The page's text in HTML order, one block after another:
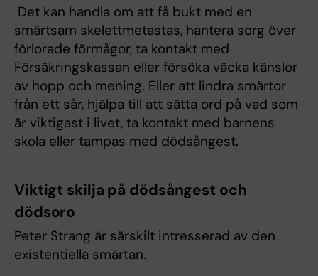
Det kan handla om att få bukt med en
smärtsam skelettmetastas, hantera sorg över
förlorade förmågor, ta kontakt med
Försäkringskassan eller försöka väcka känslor
av hopp och mening. Eller att lindra smärtor
från ett sår, hjälpa till att sätta ord på vad som
är viktigast i livet, ta kontakt med barnens
skola eller tampas med dödsångest.
Viktigt skilja på dödsångest och
dödsoro
Peter Strang är särskilt intresserad av den
existentiella smärtan.